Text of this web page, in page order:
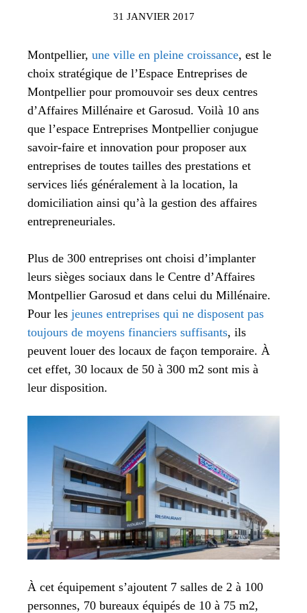
31 JANVIER 2017
Montpellier, une ville en pleine croissance, est le
choix stratégique de l’Espace Entreprises de
Montpellier pour promouvoir ses deux centres
d’Affaires Millénaire et Garosud. Voilà 10 ans
que l’espace Entreprises Montpellier conjugue
savoir-faire et innovation pour proposer aux
entreprises de toutes tailles des prestations et
services liés généralement à la location, la
domiciliation ainsi qu’à la gestion des affaires
entrepreneuriales.
Plus de 300 entreprises ont choisi d’implanter
leurs sièges sociaux dans le Centre d’Affaires
Montpellier Garosud et dans celui du Millénaire.
Pour les jeunes entreprises qui ne disposent pas
toujours de moyens financiers suffisants, ils
peuvent louer des locaux de façon temporaire. À
cet effet, 30 locaux de 50 à 300 m2 sont mis à
leur disposition.
À cet équipement s’ajoutent 7 salles de 2 à 100
personnes, 70 bureaux équipés de 10 à 75 m2,